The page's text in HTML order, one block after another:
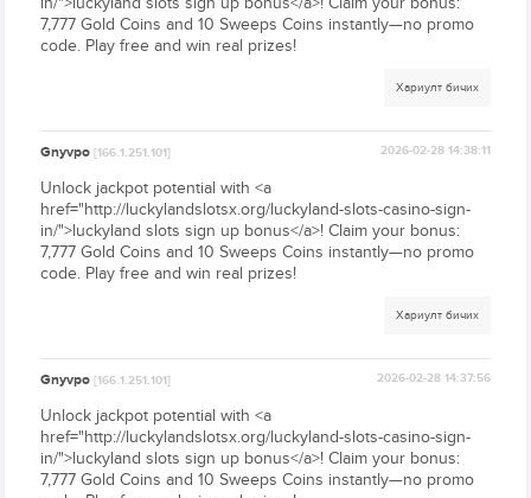
7,777 Gold Coins and 10 Sweeps Coins instantly—no promo
code. Play free and win real prizes!
Хариулт бичих
Gnyvpo[166.1.251.101] 2026-02-28 14:38:11
Unlock jackpot potential with <a
href="http://luckylandslotsx.org/luckyland-slots-casino-sign-
in/">luckyland slots sign up bonus</a>! Claim your bonus:
7,777 Gold Coins and 10 Sweeps Coins instantly—no promo
code. Play free and win real prizes!
Хариулт бичих
Gnyvpo[166.1.251.101] 2026-02-28 14:37:56
Unlock jackpot potential with <a
href="http://luckylandslotsx.org/luckyland-slots-casino-sign-
in/">luckyland slots sign up bonus</a>! Claim your bonus:
7,777 Gold Coins and 10 Sweeps Coins instantly—no promo